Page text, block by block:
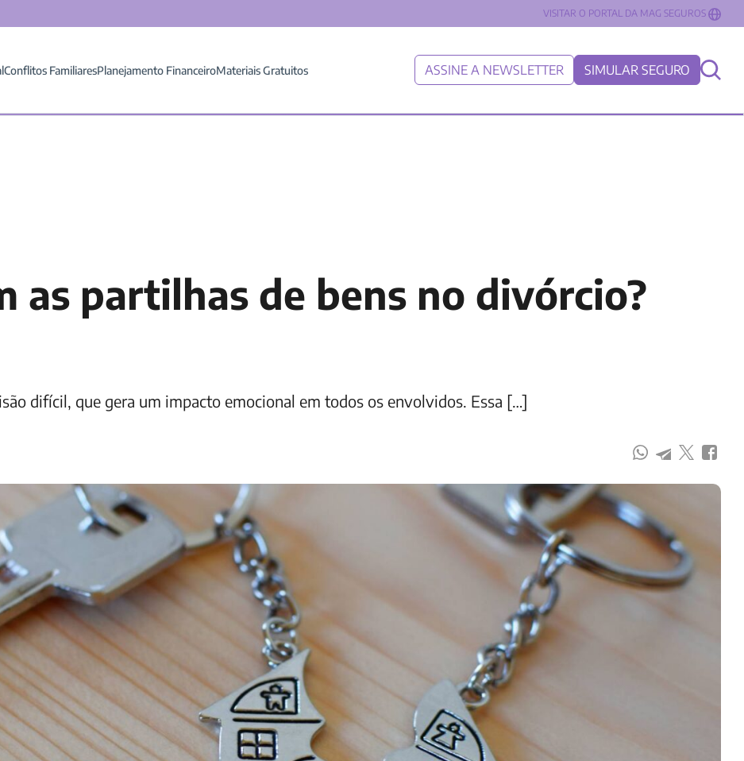
VISITAR O PORTAL DA MAG SEGUROS
Conflitos FamiliaresPlanejamento FinanceiroMateriais Gratuitos ASSINE A NEWSLETTER SIMULAR SEGURO
as partilhas de bens no divórcio?
difícil, que gera um impacto emocional em todos os envolvidos. Essa […]